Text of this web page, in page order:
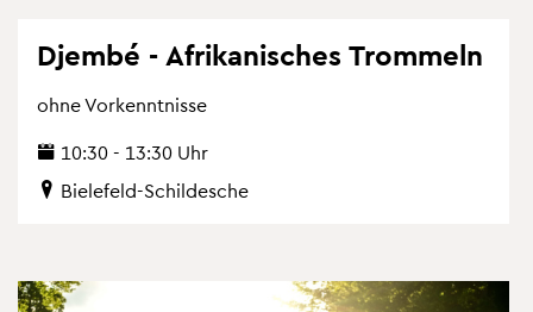
Djem­bé - Afri­ka­ni­sches Trom­meln
ohne Vor­kennt­nis­se
10:30 - 13:30 Uhr
Bie­le­feld-Schil­desche